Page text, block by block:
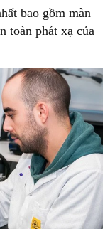
bao gồm màn
toàn phát xạ của